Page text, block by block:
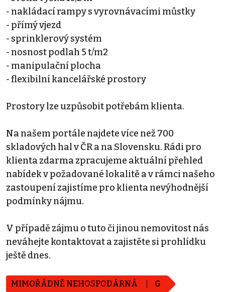
- nakládací rampy s vyrovnávacími můstky
- přímý vjezd
- sprinklerový systém
- nosnost podlah 5 t/m2
- manipulační plocha
- flexibilní kancelářské prostory
Prostory lze uzpůsobit potřebám klienta.
Na našem portále najdete více než 700
skladových hal v ČR a na Slovensku. Rádi pro
klienta zdarma zpracujeme aktuální přehled
nabídek v požadované lokalitě a v rámci našeho
zastoupení zajistíme pro klienta nevýhodnější
podmínky nájmu.
V případě zájmu o tuto či jinou nemovitost nás
neváhejte kontaktovat a zajistěte si prohlídku
ještě dnes.
MIMOŘÁDNĚ NEHOSPODÁRNÁ G